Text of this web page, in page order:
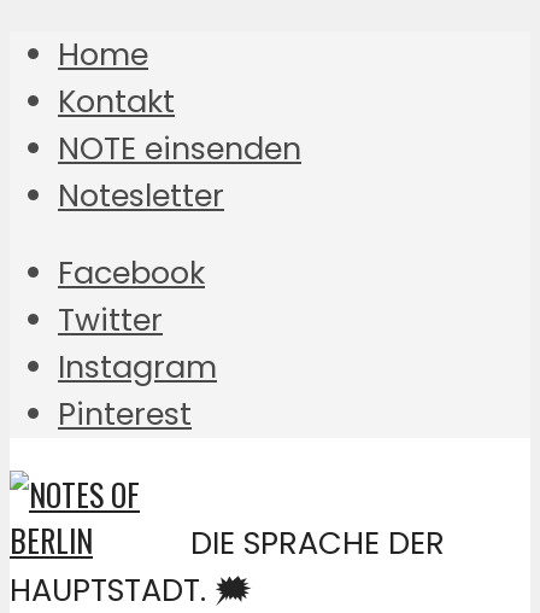
Home
Kontakt
NOTE einsenden
Notesletter
Facebook
Twitter
Instagram
Pinterest
DIE SPRACHE DER
HAUPTSTADT. 🗯️